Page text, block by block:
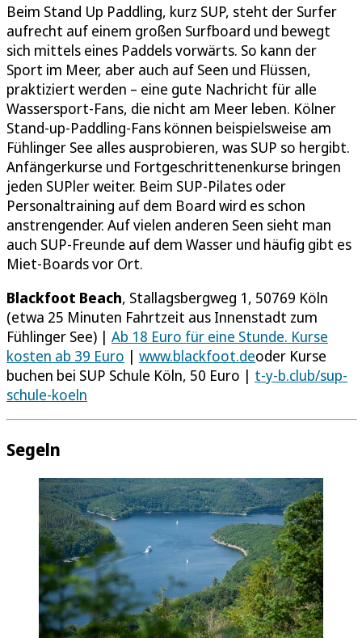
Beim Stand Up Paddling, kurz SUP, steht der Surfer
aufrecht auf einem großen Surfboard und bewegt
sich mittels eines Paddels vorwärts. So kann der
Sport im Meer, aber auch auf Seen und Flüssen,
praktiziert werden – eine gute Nachricht für alle
Wassersport-Fans, die nicht am Meer leben. Kölner
Stand-up-Paddling-Fans können beispielsweise am
Fühlinger See alles ausprobieren, was SUP so hergibt.
Anfängerkurse und Fortgeschrittenenkurse bringen
jeden SUPler weiter. Beim SUP-Pilates oder
Personaltraining auf dem Board wird es schon
anstrengender. Auf vielen anderen Seen sieht man
auch SUP-Freunde auf dem Wasser und häufig gibt es
Miet-Boards vor Ort.
Blackfoot Beach, Stallagsbergweg 1, 50769 Köln
(etwa 25 Minuten Fahrtzeit aus Innenstadt zum
Fühlinger See) | Ab 18 Euro für eine Stunde. Kurse
kosten ab 39 Euro | www.blackfoot.deoder Kurse
buchen bei SUP Schule Köln, 50 Euro | t-y-b.club/sup-
schule-koeln
Segeln